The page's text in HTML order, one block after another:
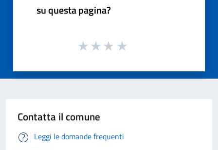
su questa pagina?
Contatta il comune
Leggi le domande frequenti